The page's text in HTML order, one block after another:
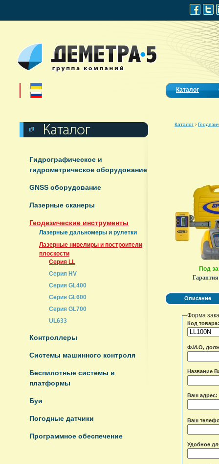
Каталог
Гидрографическое и
гидрометрическое оборудование
GNSS оборудование
Лазерные сканеры
Геодезические инструменты
Лазерные дальномеры и рулетки
Лазерные нивелиры и построители
плоскости
Серия LL
Серия HV
Серия GL400
Серия GL600
Серия GL700
UL633
Контроллеры
Системы машинного контроля
Беспилотные системы и
платформы
Буи
Погодные датчики
Программное обеспечение
Каталог ›
Под
Описание
Форма
Код товара:
Ф.И.О,
Название
Ваш адрес:
Ваш
Удобное